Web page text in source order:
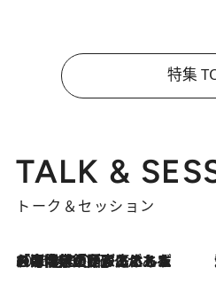
特集
TALK &
トーク＆セッション
2026.8.3
「今後値上げがあるとすれば…」「リスクがあるのは今年の冬」エネルギー専門家が語る、ホルムズ海峡封鎖が家庭にもたらす“ある心配”